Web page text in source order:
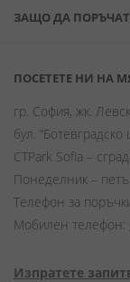
ЗАЩО ДА
ПОСЕТЕТЕ НИ НА
гр. София, жк.
бул.
CTPark Sofia –
Понеделник –
Телефон за
Мобилен телефон:
Изпратете